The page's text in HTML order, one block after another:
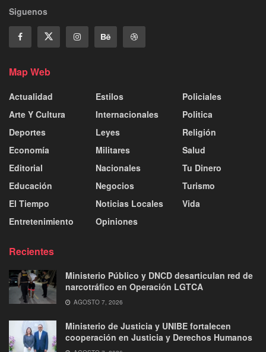
Siguenos
Map Web
Actualidad
Arte Y Cultura
Deportes
Economía
Editorial
Educación
El Tiempo
Entretenimiento
Estilos
Internacionales
Leyes
Militares
Nacionales
Negocios
Noticias Locales
Opiniones
Policiales
Politica
Religión
Salud
Tu Dinero
Turismo
Vida
Recientes
Ministerio Público y DNCD desarticulan red de
narcotráfico en Operación LGTCA
AGOSTO 7, 2026
Ministerio de Justicia y UNIBE fortalecen
cooperación en Justicia y Derechos Humanos